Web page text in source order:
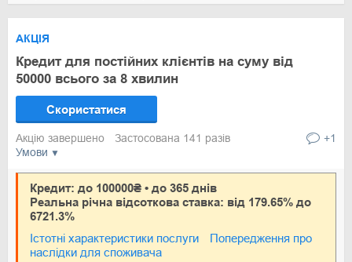
Умови
АКЦІЯ
Кредит для постійних клієнтів на суму від
50000 всього за 8 хвилин
Скористатися
Акцію завершено Застосована 141 разів +1
Кредит: до 100000₴ • до 365 днів
Реальна річна відсоткова ставка: від 179.65% до
6721.3%
Істотні характеристики послуги
Попередження про
наслідки для споживача